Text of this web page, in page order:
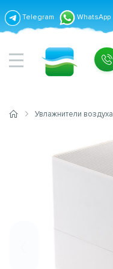
Telegram WhatsApp
Увлажнители воздуха